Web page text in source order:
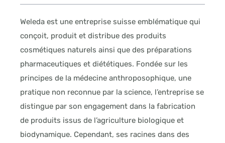
Weleda est une entreprise suisse emblématique qui
conçoit, produit et distribue des produits
cosmétiques naturels ainsi que des préparations
pharmaceutiques et diététiques. Fondée sur les
principes de la médecine anthroposophique, une
pratique non reconnue par la science, l’entreprise se
distingue par son engagement dans la fabrication
de produits issus de l’agriculture biologique et
biodynamique. Cependant, ses racines dans des